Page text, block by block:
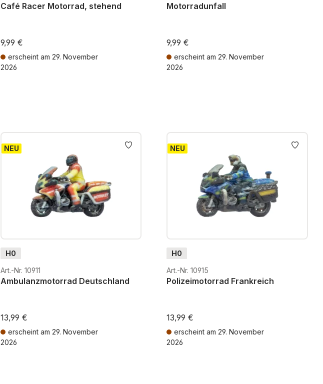
Café Racer Motorrad, stehend
9,99 €
erscheint am 29. November
2026
Motorradunfall
9,99 €
erscheint am 29. November
2026
NEU
H0
Art.-Nr. 10911
Ambulanzmotorrad Deutschland
13,99 €
erscheint am 29. November
2026
NEU
H0
Art.-Nr. 10915
Polizeimotorrad Frankreich
13,99 €
erscheint am 29. November
2026